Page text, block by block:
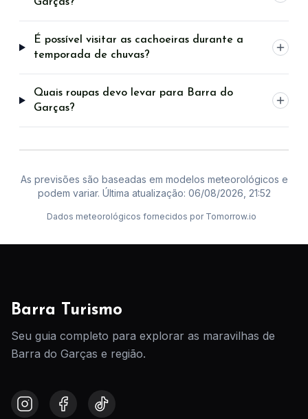
É possível visitar as cachoeiras durante a
temporada de chuvas?
Quais roupas devo levar para Barra do
Garças?
As previsões são baseadas em modelos meteorológicos e
podem variar. Última atualização: 06/08/2026, 21:52
Dados meteorológicos fornecidos por Tomorrow.io
Barra Turismo
Seu guia completo para explorar as maravilhas de
Barra do Garças e região.